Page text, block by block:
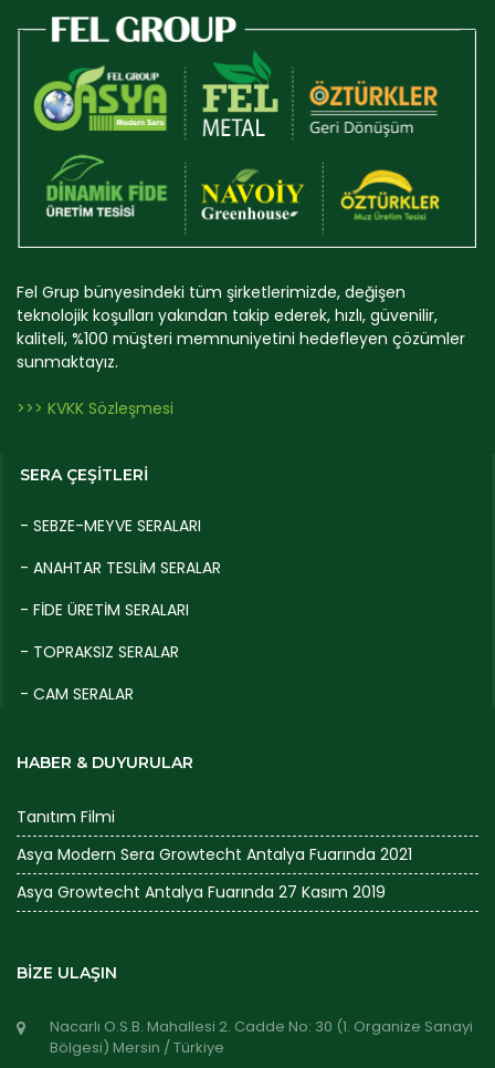
Fel Grup bünyesindeki tüm şirketlerimizde, değişen
teknolojik koşulları yakından takip ederek, hızlı, güvenilir,
kaliteli, %100 müşteri memnuniyetini hedefleyen çözümler
sunmaktayız.
>>> KVKK Sözleşmesi
SERA ÇEŞİTLERİ
- SEBZE-MEYVE SERALARI
- ANAHTAR TESLİM SERALAR
- FİDE ÜRETİM SERALARI
- TOPRAKSIZ SERALAR
- CAM SERALAR
HABER & DUYURULAR
Tanıtım Filmi
Asya Modern Sera Growtecht Antalya Fuarında 2021
Asya Growtecht Antalya Fuarında 27 Kasım 2019
BİZE ULAŞIN
Nacarlı O.S.B. Mahallesi 2. Cadde No: 30 (1. Organize Sanayi
Bölgesi) Mersin / Türkiye